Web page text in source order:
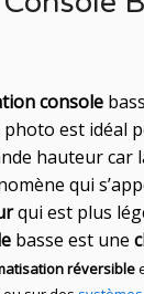
console
est idéal
hauteur car
qui
qui est plus
basse est une
réversible